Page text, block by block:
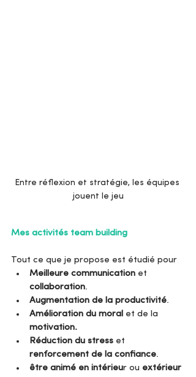
Entre réflexion et stratégie, les équipes
jouent le jeu
Mes activités team building
Tout ce que je propose est étudié pour
Meilleure communication et
collaboration.
Augmentation de la productivité.
Amélioration du moral et de la
motivation.
Réduction du stress et
renforcement de la confiance.
être animé en intérieur ou extérieur